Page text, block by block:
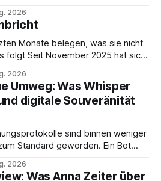
der Nachfolgeunternehmen
man aus dem ersten Blade
1982 kennt. Joi
2026
Monate belegen, was sie nicht
hat sich
nur unterstützen, sondern
können. Es gibt inzwischen genug
über Belege statt
2026
Umweg: Was Whisper
digitale Souveränität
sind binnen weniger
Standard geworden. Ein Bot
samt Aufgabenliste. Das
2026
Was Anna Zeiter über